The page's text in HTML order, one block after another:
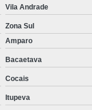
Vila Andrade
Zona Sul
Amparo
Bacaetava
Cocais
Itupeva